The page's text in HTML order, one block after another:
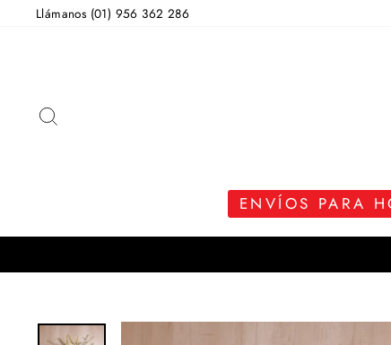
Llámanos (01) 956 362 286
ENVÍOS PARA